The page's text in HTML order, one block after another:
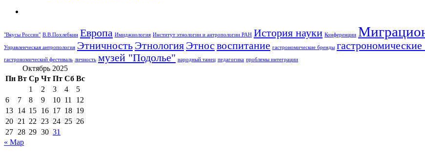
"Вкусы России" В.В.Похлебкин Европа Имиджиология Институт этнологии и антропологии РАН История науки Конференции
Управленческая антропология Этничность Этнология Этнос воспитание гастрономические бренды
гастрономический фестиваль личность музей "Подолье" народный танец педагогика проблемы интеграции
Октябрь 2025
Пн Вт Ср Чт Пт Сб Вс
1
2 3 4
5
6
7 8 9 10 11
12
13 14 15 16 17 18 19
20 21 22 23 24 25 26
27 28 29 30 31
« Мар